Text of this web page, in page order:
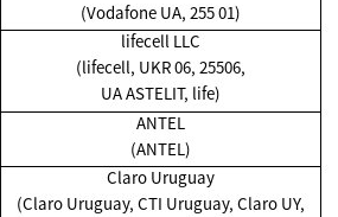
(Vodafone UA, 255 01)
lifecell LLC
(lifecell, UKR 06, 25506,
UA ASTELIT, life)
ANTEL
(ANTEL)
Claro Uruguay
(Claro Uruguay, CTI Uruguay, Claro UY,